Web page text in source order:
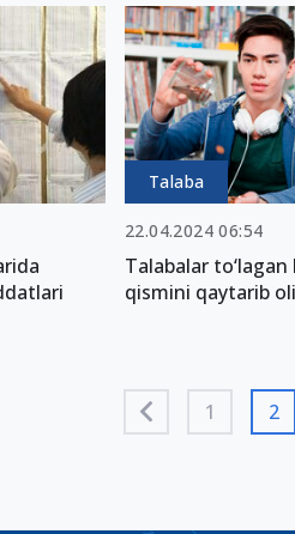
Talaba
22.04.2024 06:54
Talabalar
qismini qaytarib
1 2